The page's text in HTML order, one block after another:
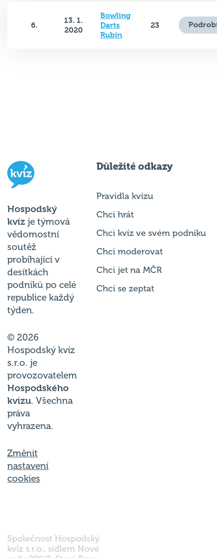
6.
13. 1.
2020
Bowling
Darts
Rubín
23
Hospodský
kvíz je týmová
vědomostní
soutěž
probíhající v
desítkách
podniků po celé
republice každý
týden.
© 2026
Hospodský kvíz
s.r.o. je
provozovatelem
Hospodského
kvízu. Všechna
práva
vyhrazena.
Změnit
nastavení
cookies
Důležité odkazy
Pravidla kvízu
Chci hrát
Chci kvíz ve svém podniku
Chci moderovat
Chci jet na MČR
Chci se zeptat
Společnost Hospodský
kvíz s.r.o., sídlem Nové